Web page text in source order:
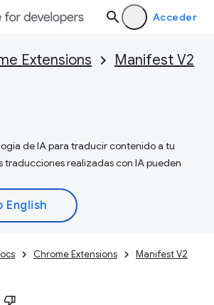
Acceder
Extensions
Manifest V2
de IA para traducir contenido a tu
traducciones realizadas con IA pueden
Chrome Extensions
Manifest V2